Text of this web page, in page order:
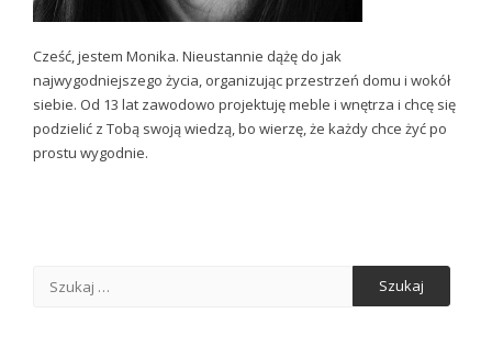
Cześć, jestem Monika. Nieustannie dążę do jak
najwygodniejszego życia, organizując przestrzeń domu i wokół
siebie. Od 13 lat zawodowo projektuję meble i wnętrza i chcę się
podzielić z Tobą swoją wiedzą, bo wierzę, że każdy chce żyć po
prostu wygodnie.